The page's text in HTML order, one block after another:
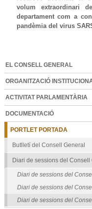
volum extraordinari
departament com a
pandèmia del virus
EL CONSELL GENERAL
ORGANITZACIÓ
ACTIVITAT PARLAMENTÀRIA
DOCUMENTACIÓ
PORTLET PORTADA
Butlletí del Consell General
Diari de sessions del Consell
Diari de sessions del
Diari de sessions del
Diari de sessions del